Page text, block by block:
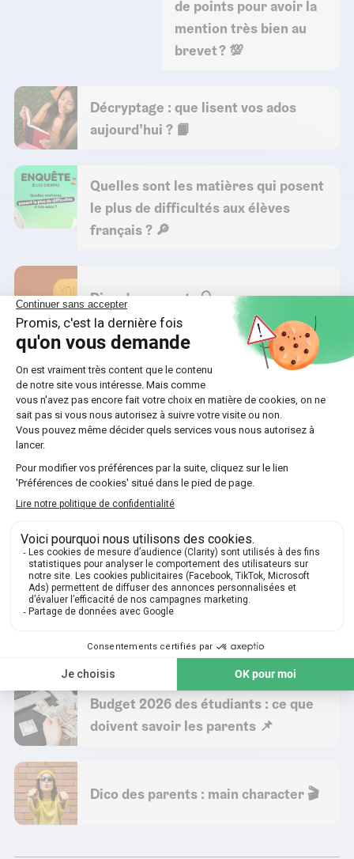
de points pour avoir la
mention très bien au
brevet ? 💯
Décryptage : que lisent vos ados
aujourd’hui ? 📙
Quelles sont les matières qui posent
le plus de difficultés aux élèves
français ? 🔎
Dico des parents 🔍
Dico des parents : Wesh 🤔
généraux de la lecture pour la
jeunesse 🔎
Budget 2026 des étudiants : ce que
doivent savoir les parents 📌
Dico des parents : main character 🎬